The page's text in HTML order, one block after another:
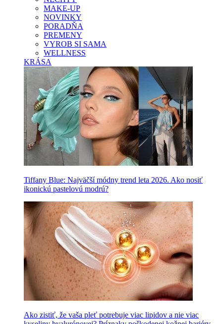
MAKE-UP
NOVINKY
PORADŇA
PREMENY
VYROB SI SAMA
WELLNESS
KRÁSA
Tiffany Blue: Najväčší módny trend leta 2026. Ako nosiť
ikonickú pastelovú modrú?
Ako zistiť, že vaša pleť potrebuje viac lipidov a nie viac